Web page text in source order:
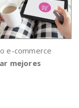
e-commerce
mejores